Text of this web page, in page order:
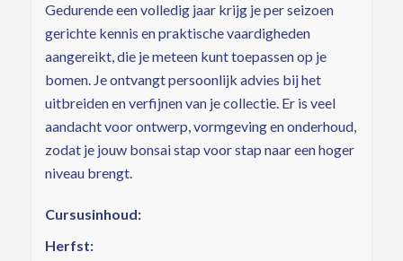
Gedurende een volledig jaar krijg je per seizoen
gerichte kennis en praktische vaardigheden
aangereikt, die je meteen kunt toepassen op je
bomen. Je ontvangt persoonlijk advies bij het
uitbreiden en verfijnen van je collectie. Er is veel
aandacht voor ontwerp, vormgeving en onderhoud,
zodat je jouw bonsai stap voor stap naar een hoger
niveau brengt.
Cursusinhoud:
Herfst: